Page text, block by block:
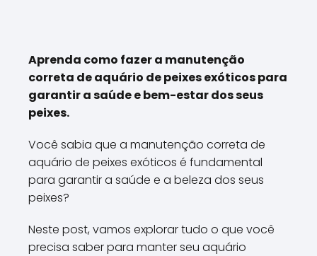
Aprenda como fazer a manutenção
correta de aquário de peixes exóticos para
garantir a saúde e bem-estar dos seus
peixes.
Você sabia que a manutenção correta de
aquário de peixes exóticos é fundamental
para garantir a saúde e a beleza dos seus
peixes?
Neste post, vamos explorar tudo o que você
precisa saber para manter seu aquário